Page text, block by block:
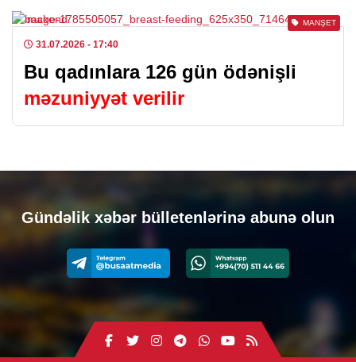
MANŞET
31.07.2026 - 17:40
Bu qadınlara 126 gün ödənişli
məzuniyyət verilir
Gündəlik xəbər bülletenlərinə abunə olun